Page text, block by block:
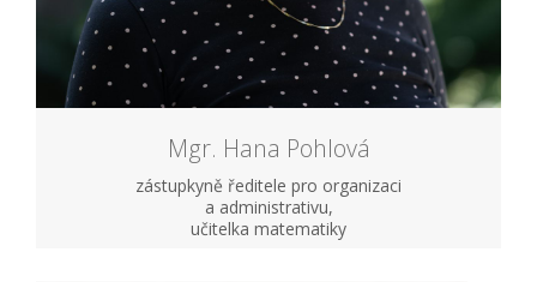
Mgr. Hana Pohlová
zástupkyně ředitele pro organizaci
a administrativu,
učitelka matematiky